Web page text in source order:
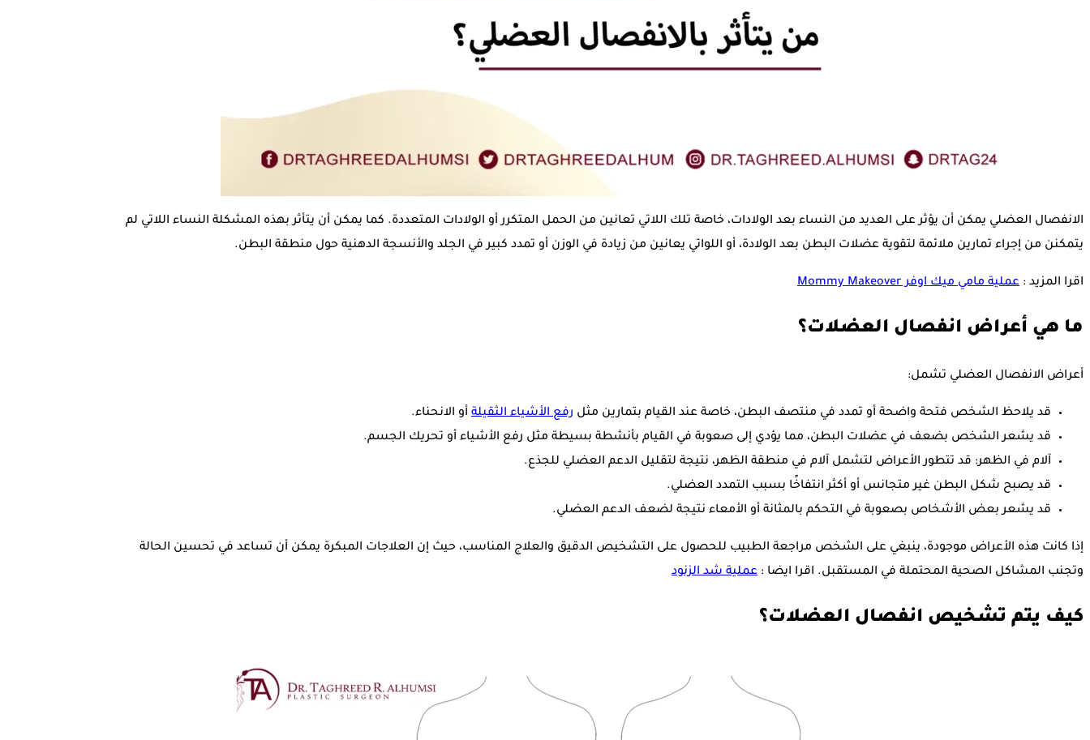
الانفصال العضلي يمكن أن يؤثر على العديد من النساء بعد الولادات، خاصة تلك اللاتي تعانين من الحمل المتكرر أو الولادات المتعددة. كما يمكن أن يتأثر بهذه المشكلة النساء اللاتي لم
يتمكنن من إجراء تمارين ملائمة لتقوية عضلات البطن بعد الولادة، أو اللواتي يعانين من زيادة في الوزن أو تمدد كبير في الجلد والأنسجة الدهنية حول منطقة البطن.
اقرا المزيد : عملية مامي ميك اوفر Mommy Makeover
ما هي أعراض انفصال العضلات؟
أعراض الانفصال العضلي تشمل:
قد يلاحظ الشخص فتحة واضحة أو تمدد في منتصف البطن، خاصة عند القيام بتمارين مثل رفع الأشياء الثقيلة أو الانحناء.
قد يشعر الشخص بضعف في عضلات البطن، مما يؤدي إلى صعوبة في القيام بأنشطة بسيطة مثل رفع الأشياء أو تحريك الجسم.
آلام في الظهر: قد تتطور الأعراض لتشمل آلام في منطقة الظهر، نتيجة لتقليل الدعم العضلي للجذع.
قد يصبح شكل البطن غير متجانس أو أكثر انتفاخًا بسبب التمدد العضلي.
قد يشعر بعض الأشخاص بصعوبة في التحكم بالمثانة أو الأمعاء نتيجة لضعف الدعم العضلي.
إذا كانت هذه الأعراض موجودة، ينبغي على الشخص مراجعة الطبيب للحصول على التشخيص الدقيق والعلاج المناسب، حيث إن العلاجات المبكرة يمكن أن تساعد في تحسين الحالة
وتجنب المشاكل الصحية المحتملة في المستقبل. اقرا ايضا : عملية شد الزنود
كيف يتم تشخيص انفصال العضلات؟